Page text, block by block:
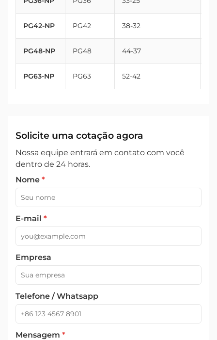
PG42-NP PG42 38-32
PG48-NP PG48 44-37
PG63-NP PG63 52-42
Solicite uma cotação agora
Nossa equipe entrará em contato com você
dentro de 24 horas.
Nome *
E-mail *
Empresa
Telefone / Whatsapp
Mensagem *